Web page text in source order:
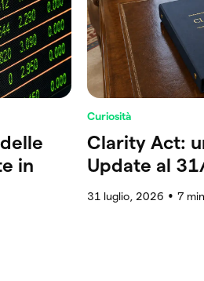
in
Curiosità
Clarity Act:
Update al
31 luglio, 2026 ● 7 min